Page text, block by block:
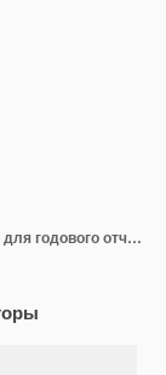
дизайн флаера брошюры бизнес-шаблон для годового отчета с современной идеей